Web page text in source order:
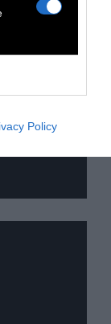
Policy